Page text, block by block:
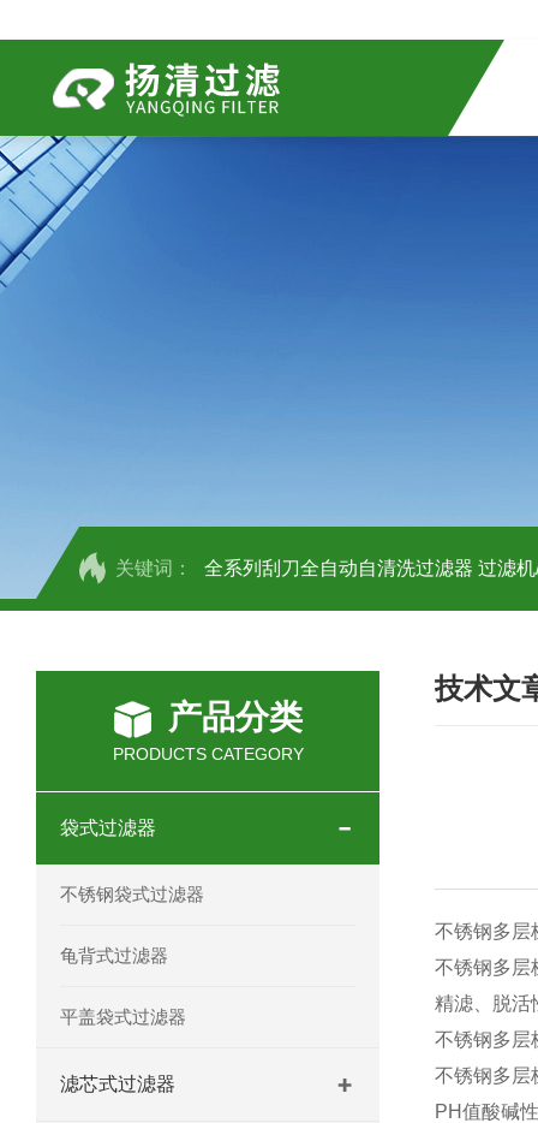
关键词： 全系列刮刀全自动自清洗过滤器 过滤
抱箍快开袋式过滤器 不锈钢材质 过滤
不锈钢正压过滤器 过滤机/器
不锈钢龟背过滤器 过滤机/器
DL-1P2S不锈钢顶入式过滤器 过滤机/
DL-
20英寸9芯不锈钢微孔过滤器 过滤机/器
产品分类
PRODUCTS CATEGORY
袋式过滤器
不锈钢袋式过滤器
龟背式过滤器
平盖袋式过滤器
滤芯式过滤器
技术文
不锈钢多层
不锈钢多层
精滤、脱活
不锈钢多层
不锈钢多层
PH值酸碱